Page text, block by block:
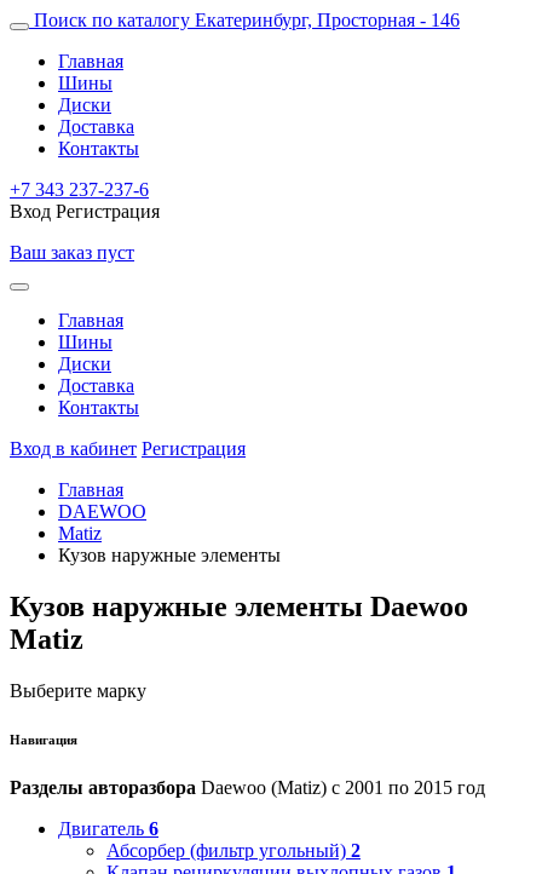
Поиск по каталогу Екатеринбург, Просторная - 146
Главная
Шины
Диски
Доставка
Контакты
+7 343 237-237-6
Вход Регистрация
Ваш заказ пуст
Главная
Шины
Диски
Доставка
Контакты
Вход в кабинет Регистрация
Главная
DAEWOO
Matiz
Кузов наружные элементы
Кузов наружные элементы Daewoo
Matiz
Выберите марку
Навигация
Разделы авторазбора Daewoo (Matiz) с 2001 по 2015 год
Двигатель 6
Абсорбер (фильтр угольный) 2